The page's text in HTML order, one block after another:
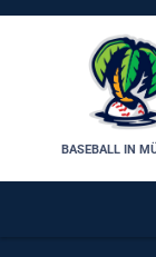
Skip
BASEBALL IN